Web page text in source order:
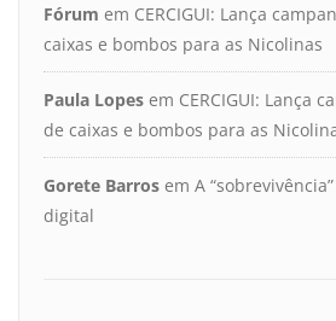
Fórum em CERCIGUI: Lança
caixas e bombos para as Nicolinas
Paula Lopes em CERCIGUI: Lança
de caixas e bombos para as
Gorete Barros em A
digital